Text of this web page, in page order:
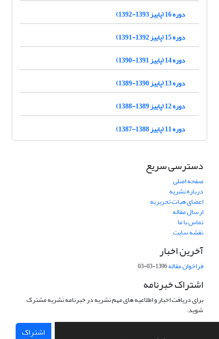
دوره 16 (پاییز 1393-1392)
دوره 15 (پاییز 1392-1391)
دوره 14 (پاییز 1391-1390)
دوره 13 (پاییز 1390-1389)
دوره 12 (پاییز 1389-1388)
دوره 11 (پاییز 1388-1387)
دسترسی سریع
صفحه اصلی
درباره نشریه
اعضای هیات تحریریه
ارسال مقاله
تماس با ما
نقشه سایت
آخرین اخبار
فراخوان مقاله1396-03-03
اشتراک خبرنامه
برای دریافت اخبار و اطلاعیه های مهم نشریه در خبرنامه نشریه مشترک
شوید.
اشتراک